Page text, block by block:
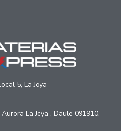
5, La Joya
La Joya , Daule 091910,